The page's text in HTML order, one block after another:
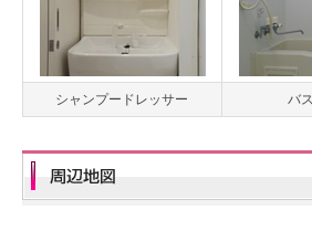
シャンプードレッサー バ